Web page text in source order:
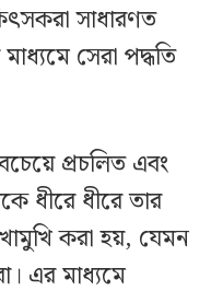
সাধারণত
সেরা পদ্ধতি
প্রচলিত এবং
ধীরে ধীরে তার
করা হয়, যেমন
এর মাধ্যমে